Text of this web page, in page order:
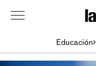
Educación